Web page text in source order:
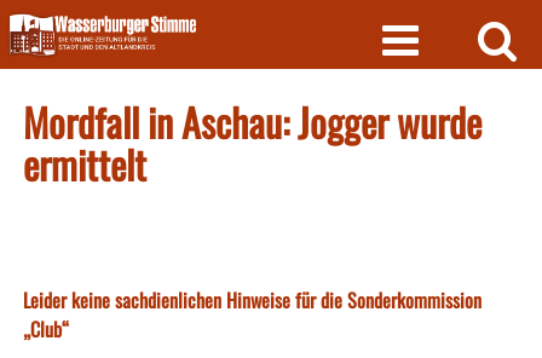
Skip
to
content
Mordfall in Aschau: Jogger wurde
ermittelt
Leider keine sachdienlichen Hinweise für die Sonderkommission
„Club“